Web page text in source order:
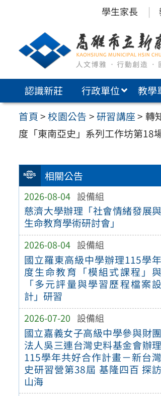
內
學生家長
認識新莊 行政單位 教學
首頁>校園公告 >研習講座> 轉
度「東南亞史」系列工作坊第18
相關公告
2026-08-04 設備組
慈濟大學辦理「社會情緒發展與
生命教育學術研討會」
2026-08-04 設備組
國立羅東高級中學辦理115學年
度生命教育「模組式課程」與
「多元評量與學習歷程檔案設
計」研習
2026-07-20 設備組
國立嘉義女子高級中學參與財團
法人吳三連台灣史料基金會辦理
115學年共好合作計畫－新台灣
史研習營第38屆 基隆四百 探訪
山海